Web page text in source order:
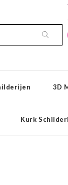
3D
Kurk